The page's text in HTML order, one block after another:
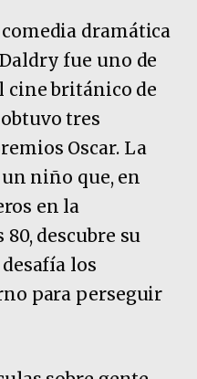
dramática
fue uno de
cine británico de
tres
Oscar. La
niño que, en
en la
descubre su
los
para perseguir